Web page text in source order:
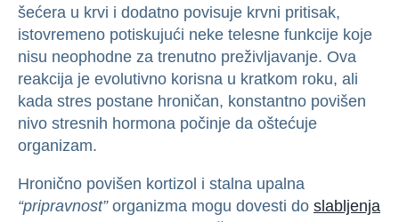
šećera u krvi i dodatno povisuje krvni pritisak,
istovremeno potiskujući neke telesne funkcije koje
nisu neophodne za trenutno preživljavanje. Ova
reakcija je evolutivno korisna u kratkom roku, ali
kada stres postane hroničan, konstantno povišen
nivo stresnih hormona počinje da oštećuje
organizam.
Hronično povišen kortizol i stalna upalna
“pripravnost”organizma mogu dovesti do slabljenja